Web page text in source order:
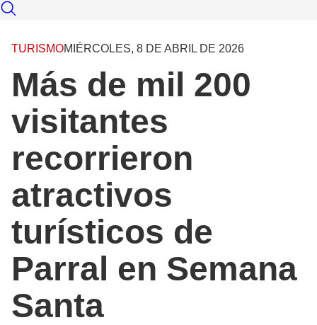
TURISMOMIÉRCOLES, 8 DE ABRIL DE 2026
Más de mil 200
visitantes
recorrieron
atractivos
turísticos de
Parral en Semana
Santa